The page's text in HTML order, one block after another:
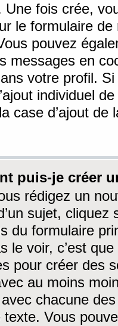
Une fois crée,
le formulaire de
pouvez
messages en
votre profil.
individuel
case d’ajout
puis-je créer
rédigez un
sujet, cliquez
du formulaire
le voir, c’est
pour créer des
au moins
chacune
texte. Vous